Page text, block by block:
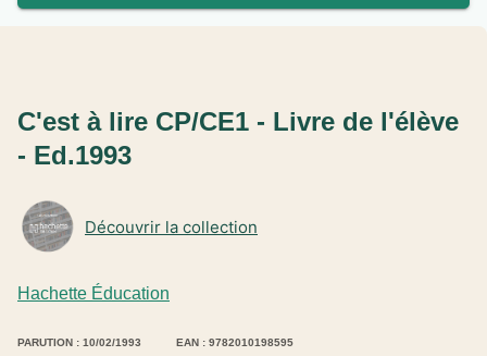
Hachette Éducation
Découvrir la collection
C'est à lire CP/CE1 - Livre de l'élève
- Ed.1993
PARUTION : 10/02/1993 EAN : 9782010198595